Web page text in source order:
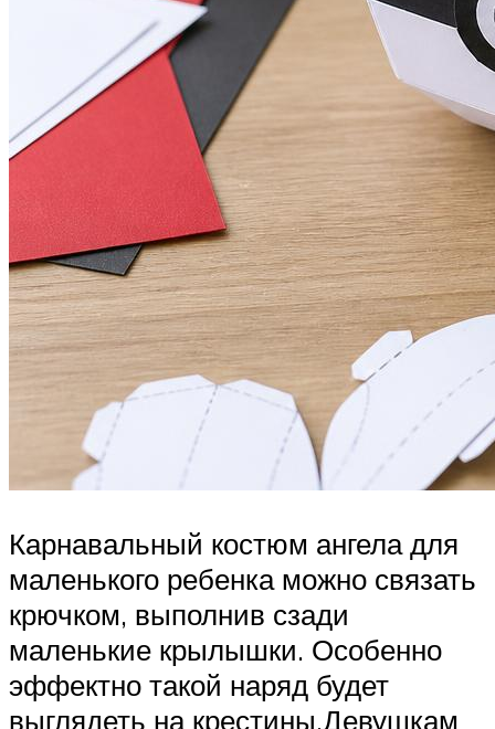
Карнавальный костюм ангела для
маленького ребенка можно связать
крючком, выполнив сзади
маленькие крылышки. Особенно
эффектно такой наряд будет
выглядеть на крестины.Девушкам